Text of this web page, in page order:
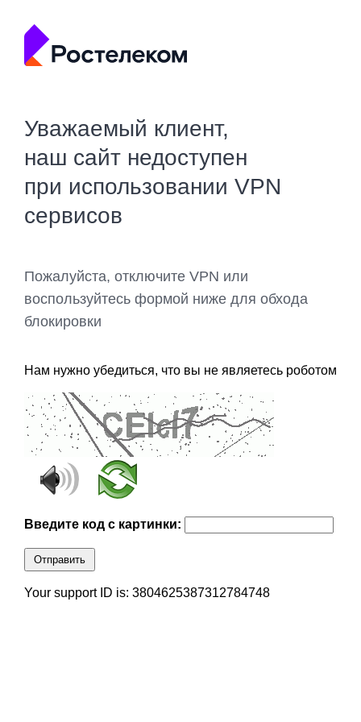
Уважаемый клиент,
наш сайт недоступен
при использовании VPN
сервисов
Пожалуйста, отключите VPN или
воспользуйтесь формой ниже для обхода
блокировки
Нам нужно убедиться, что вы не являетесь роботом
Введите код с картинки:
Отправить
Your support ID is: 3804625387312784748